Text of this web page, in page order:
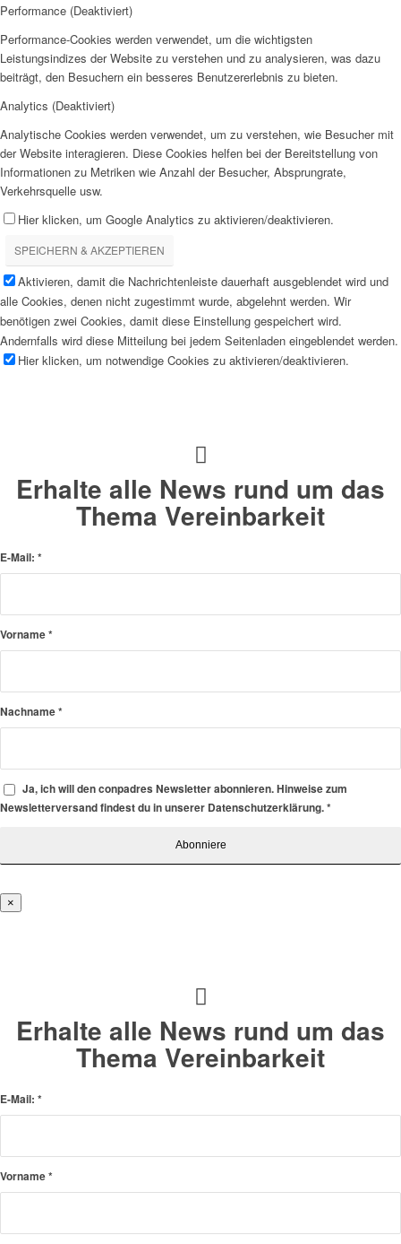
Performance (Deaktiviert)
Performance-Cookies werden verwendet, um die wichtigsten
Leistungsindizes der Website zu verstehen und zu analysieren, was dazu
beiträgt, den Besuchern ein besseres Benutzererlebnis zu bieten.
Analytics (Deaktiviert)
Analytische Cookies werden verwendet, um zu verstehen, wie Besucher mit
der Website interagieren. Diese Cookies helfen bei der Bereitstellung von
Informationen zu Metriken wie Anzahl der Besucher, Absprungrate,
Verkehrsquelle usw.
Hier klicken, um Google Analytics zu aktivieren/deaktivieren.
SPEICHERN & AKZEPTIEREN
Aktivieren, damit die Nachrichtenleiste dauerhaft ausgeblendet wird und
alle Cookies, denen nicht zugestimmt wurde, abgelehnt werden. Wir
benötigen zwei Cookies, damit diese Einstellung gespeichert wird.
Andernfalls wird diese Mitteilung bei jedem Seitenladen eingeblendet werden.
Hier klicken, um notwendige Cookies zu aktivieren/deaktivieren.
Erhalte alle News rund um das
Thema Vereinbarkeit
E-Mail: *
Vorname*
Nachname*
Ja, ich will den conpadres Newsletter abonnieren. Hinweise zum
Newsletterversand findest du in unserer Datenschutzerklärung.*
×
Erhalte alle News rund um das
Thema Vereinbarkeit
E-Mail: *
Vorname*